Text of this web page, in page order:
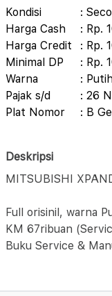
Kondisi
:
Harga Cash
: Rp.
Harga Credit
: Rp.
Minimal DP
: Rp.
Warna
: Putih
Pajak s/d
: 26
Plat Nomor
: B
Deskripsi
MITSUBISHI
Full orisinil, warna
KM 67ribuan
Buku Service &